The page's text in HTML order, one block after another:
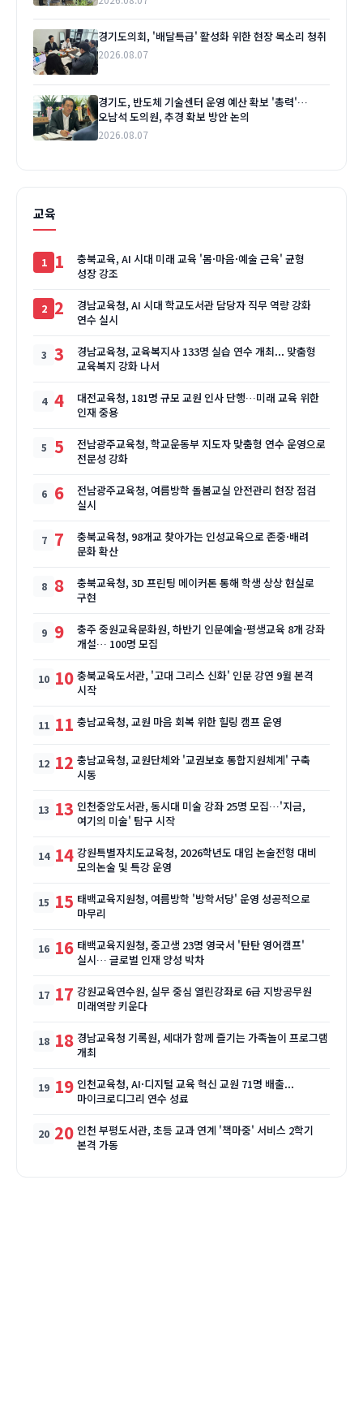
경기도의회, '배달특급' 활성화 위한 현장 목소리 청취
2026.08.07
경기도, 반도체 기술센터 운영 예산 확보 '총력'…
오남석 도의원, 추경 확보 방안 논의
2026.08.07
교육
1
충북교육, AI 시대 미래 교육 '몸·마음·예술 근육' 균형
성장 강조
2
경남교육청, AI 시대 학교도서관 담당자 직무 역량 강화
연수 실시
3
경남교육청, 교육복지사 133명 실습 연수 개최... 맞춤형
교육복지 강화 나서
4
대전교육청, 181명 규모 교원 인사 단행…미래 교육 위한
인재 중용
5
전남광주교육청, 학교운동부 지도자 맞춤형 연수 운영으로
전문성 강화
6
전남광주교육청, 여름방학 돌봄교실 안전관리 현장 점검
실시
7
충북교육청, 98개교 찾아가는 인성교육으로 존중·배려
문화 확산
8
충북교육청, 3D 프린팅 메이커톤 통해 학생 상상 현실로
구현
9
충주 중원교육문화원, 하반기 인문예술·평생교육 8개 강좌
개설… 100명 모집
10 충북교육도서관, '고대 그리스 신화' 인문 강연 9월 본격
시작
11 충남교육청, 교원 마음 회복 위한 힐링 캠프 운영
12 충남교육청, 교원단체와 '교권보호 통합지원체계' 구축
시동
13 인천중앙도서관, 동시대 미술 강좌 25명 모집…'지금,
여기의 미술' 탐구 시작
14 강원특별자치도교육청, 2026학년도 대입 논술전형 대비
모의논술 및 특강 운영
15 태백교육지원청, 여름방학 '방학서당' 운영 성공적으로
마무리
16 태백교육지원청, 중고생 23명 영국서 '탄탄 영어캠프'
실시… 글로벌 인재 양성 박차
17 강원교육연수원, 실무 중심 열린강좌로 6급 지방공무원
미래역량 키운다
18 경남교육청 기록원, 세대가 함께 즐기는 가족놀이 프로그램
개최
19 인천교육청, AI·디지털 교육 혁신 교원 71명 배출...
마이크로디그리 연수 성료
20 인천 부평도서관, 초등 교과 연계 '책마중' 서비스 2학기
본격 가동